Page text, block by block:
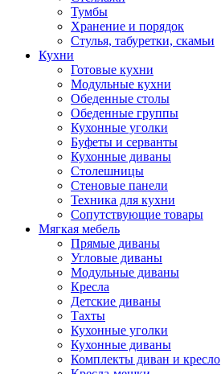
Тумбы
Хранение и порядок
Стулья, табуретки, скамьи
Кухни
Готовые кухни
Модульные кухни
Обеденные столы
Обеденные группы
Кухонные уголки
Буфеты и серванты
Кухонные диваны
Столешницы
Стеновые панели
Техника для кухни
Сопутствующие товары
Мягкая мебель
Прямые диваны
Угловые диваны
Модульные диваны
Кресла
Детские диваны
Тахты
Кухонные уголки
Кухонные диваны
Комплекты диван и кресло